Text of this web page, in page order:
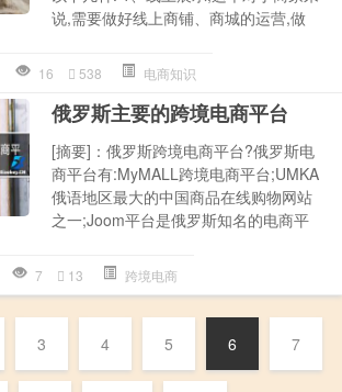
说,需要做好线上商铺、商城的运营,做
16 538 电商知识
俄罗斯主要的跨境电商平台
[摘要]：俄罗斯跨境电商平台?俄罗斯电
商平台有:MyMALL跨境电商平台;UMKA
俄语地区最大的中国商品在线购物网站
之一;Joom平台是俄罗斯知名的电商平
7 13 跨境电商
3 4 5 6 7